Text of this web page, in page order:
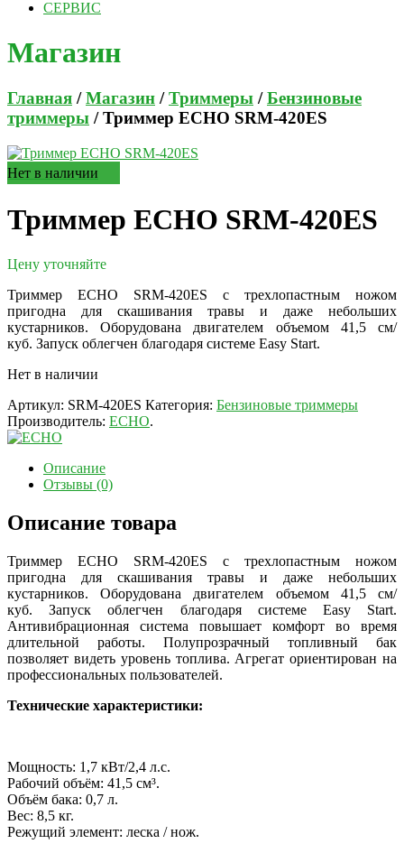
СЕРВИС
Магазин
Главная /Магазин /Триммеры /Бензиновые
триммеры / Триммер ECHO SRM-420ES
Нет в наличии
Триммер ECHO SRM-420ES
Цену уточняйте
Триммер ECHO SRM-420ES с трехлопастным ножом
пригодна для скашивания травы и даже небольших
кустарников. Оборудована двигателем объемом 41,5 см/
куб. Запуск облегчен благодаря системе Easy Start.
Нет в наличии
Артикул: SRM-420ES Категория: Бензиновые триммеры
Производитель: ECHO.
Описание
Отзывы (0)
Описание товара
Триммер ECHO SRM-420ES с трехлопастным ножом
пригодна для скашивания травы и даже небольших
кустарников. Оборудована двигателем объемом 41,5 см/
куб. Запуск облегчен благодаря системе Easy Start.
Антивибрационная система повышает комфорт во время
длительной работы. Полупрозрачный топливный бак
позволяет видеть уровень топлива. Агрегат ориентирован на
профессиональных пользователей.
Технические характеристики:
Мощность: 1,7 кВт/2,4 л.с.
Рабочий объём: 41,5 см³.
Объём бака: 0,7 л.
Вес: 8,5 кг.
Режущий элемент: леска / нож.